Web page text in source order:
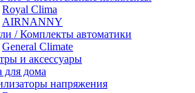
Royal Clima
AIRNANNY
/ Комплекты автоматики
General Climate
и аксессуары
для дома
напряжения